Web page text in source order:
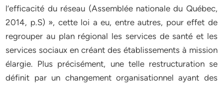
l’efficacité du réseau (Assemblée nationale du Québec,
2014, p.S) », cette loi a eu, entre autres, pour effet de
regrouper au plan régional les services de santé et les
services sociaux en créant des établissements à mission
élargie. Plus précisément, une telle restructuration se
définit par un changement organisationnel ayant des